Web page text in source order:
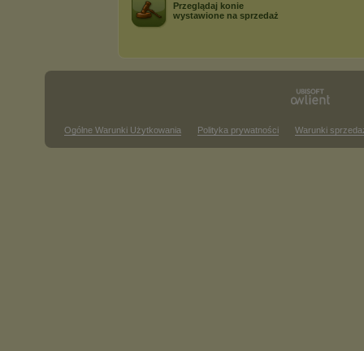
Przeglądaj konie
wystawione na sprzedaż
Ogólne Warunki Użytkowania Polityka prywatności Warunki